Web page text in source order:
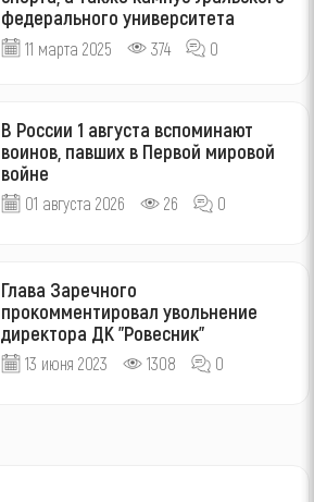
федерального университета
11 марта 2025 374 0
В России 1 августа вспоминают
воинов, павших в Первой мировой
войне
01 августа 2026 26 0
Глава Заречного
прокомментировал увольнение
директора ДК "Ровесник"
13 июня 2023 1308 0